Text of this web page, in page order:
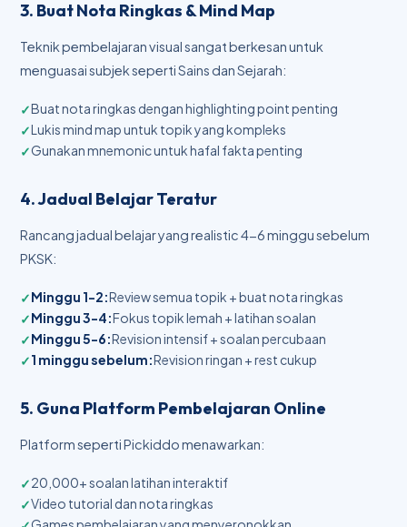
3. Buat Nota Ringkas & Mind Map
Teknik pembelajaran visual sangat berkesan untuk
menguasai subjek seperti Sains dan Sejarah:
Buat nota ringkas dengan highlighting point penting
Lukis mind map untuk topik yang kompleks
Gunakan mnemonic untuk hafal fakta penting
4. Jadual Belajar Teratur
Rancang jadual belajar yang realistic 4-6 minggu sebelum
PKSK:
Minggu 1-2:Review semua topik + buat nota ringkas
Minggu 3-4:Fokus topik lemah + latihan soalan
Minggu 5-6:Revision intensif + soalan percubaan
1 minggu sebelum:Revision ringan + rest cukup
5. Guna Platform Pembelajaran Online
Platform seperti Pickiddo menawarkan:
20,000+ soalan latihan interaktif
Video tutorial dan nota ringkas